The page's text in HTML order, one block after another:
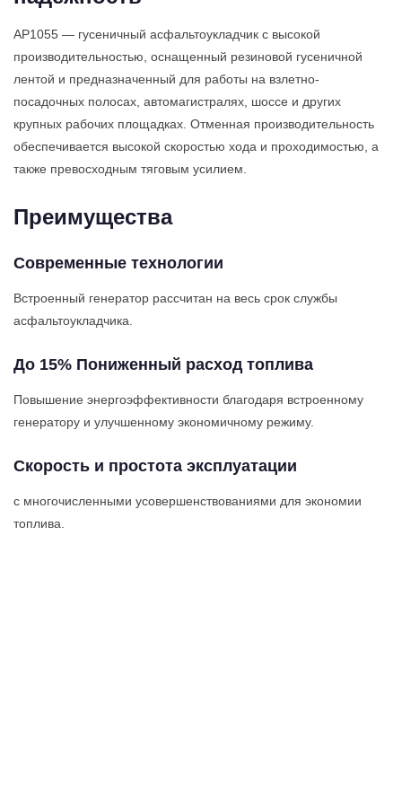
AP1055 — гусеничный асфальтоукладчик с высокой
производительностью, оснащенный резиновой гусеничной
лентой и предназначенный для работы на взлетно-
посадочных полосах, автомагистралях, шоссе и других
крупных рабочих площадках. Отменная производительность
обеспечивается высокой скоростью хода и проходимостью, а
также превосходным тяговым усилием.
Преимущества
Современные технологии
Встроенный генератор рассчитан на весь срок службы
асфальтоукладчика.
До 15% Пониженный расход топлива
Повышение энергоэффективности благодаря встроенному
генератору и улучшенному экономичному режиму.
Скорость и простота эксплуатации
с многочисленными усовершенствованиями для экономии
топлива.